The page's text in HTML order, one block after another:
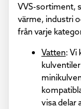
VVS-sortiment,
värme, industri
från varje
Vatten: Vi
visa delar